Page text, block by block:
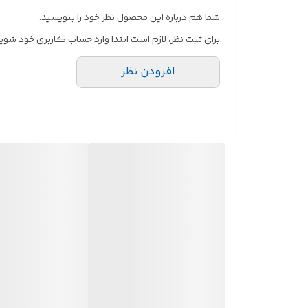
شما هم درباره این محصول نظر خود را بنویسید.
برای ثبت نظر، لازم است ابتدا وارد حساب کاربری خود
افزودن نظر